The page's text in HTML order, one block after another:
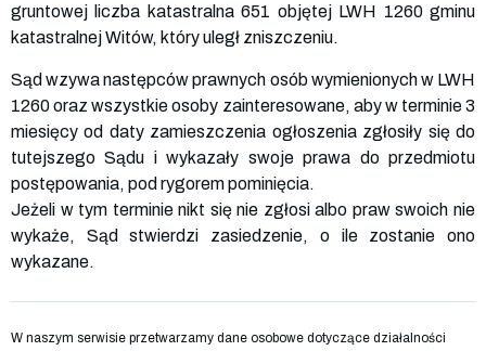
gruntowej liczba katastralna 651 objętej LWH 1260 gminu
katastralnej Witów, który uległ zniszczeniu.
Sąd wzywa następców prawnych osób wymienionych w LWH
1260 oraz wszystkie osoby zainteresowane, aby w terminie 3
miesięcy od daty zamieszczenia ogłoszenia zgłosiły się do
tutejszego Sądu i wykazały swoje prawa do przedmiotu
postępowania, pod rygorem pominięcia.
Jeżeli w tym terminie nikt się nie zgłosi albo praw swoich nie
wykaże, Sąd stwierdzi zasiedzenie, o ile zostanie ono
wykazane.
W naszym serwisie przetwarzamy dane osobowe dotyczące działalności